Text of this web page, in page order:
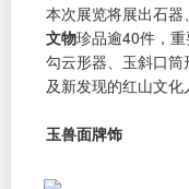
本次展览将展出石
文物珍品逾40件，
勾云形器、玉斜口
及新发现的红山文化
玉兽面牌饰